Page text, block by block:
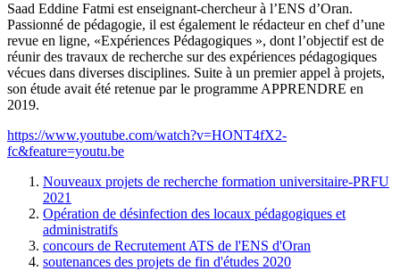
Saad Eddine Fatmi est enseignant-chercheur à l’ENS d’Oran.
Passionné de pédagogie, il est également le rédacteur en chef d’une
revue en ligne, «Expériences Pédagogiques », dont l’objectif est de
réunir des travaux de recherche sur des expériences pédagogiques
vécues dans diverses disciplines. Suite à un premier appel à projets,
son étude avait été retenue par le programme APPRENDRE en
2019.
https://www.youtube.com/watch?v=HONT4fX2-
fc&feature=youtu.be
Nouveaux projets de recherche formation universitaire-PRFU
2021
Opération de désinfection des locaux pédagogiques et
administratifs
concours de Recrutement ATS de l'ENS d'Oran
soutenances des projets de fin d'études 2020